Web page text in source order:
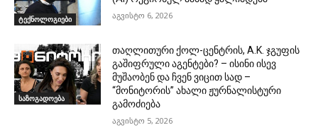
ტექნოლოგიები აგვისტო 6, 2026
საზოგადოება
თაღლითური ქოლ-ცენტრის, A.K. ჯგუფის
გაშიფრული აგენტები? – ისინი ისევ
მუშაობენ და ჩვენ ვიცით სად –
“მონიტორის” ახალი ჟურნალისტური
გამოძიება
აგვისტო 5, 2026